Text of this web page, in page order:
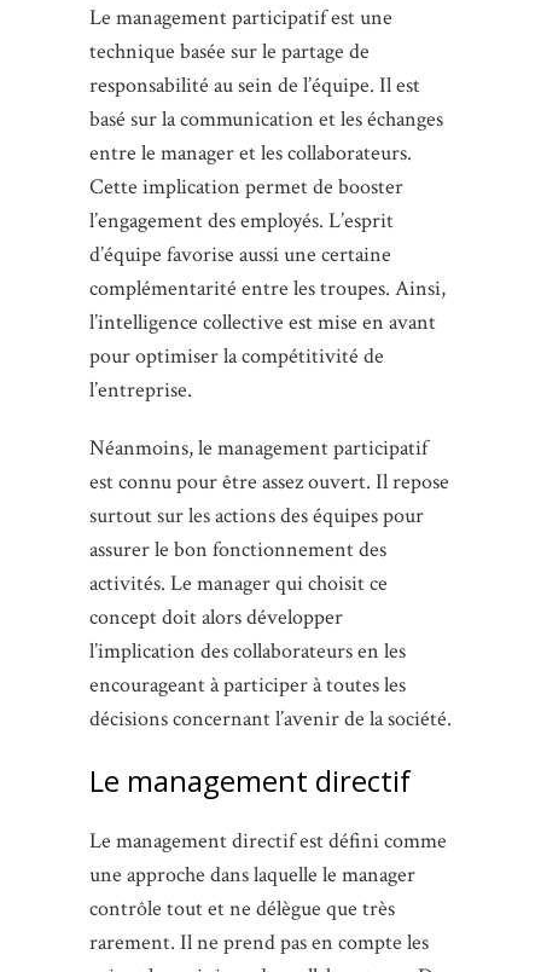
Le management participatif est une
technique basée sur le partage de
responsabilité au sein de l’équipe. Il est
basé sur la communication et les échanges
entre le manager et les collaborateurs.
Cette implication permet de booster
l’engagement des employés. L’esprit
d’équipe favorise aussi une certaine
complémentarité entre les troupes. Ainsi,
l’intelligence collective est mise en avant
pour optimiser la compétitivité de
l’entreprise.
Néanmoins, le management participatif
est connu pour être assez ouvert. Il repose
surtout sur les actions des équipes pour
assurer le bon fonctionnement des
activités. Le manager qui choisit ce
concept doit alors développer
l’implication des collaborateurs en les
encourageant à participer à toutes les
décisions concernant l’avenir de la société.
Le management directif
Le management directif est défini comme
une approche dans laquelle le manager
contrôle tout et ne délègue que très
rarement. Il ne prend pas en compte les